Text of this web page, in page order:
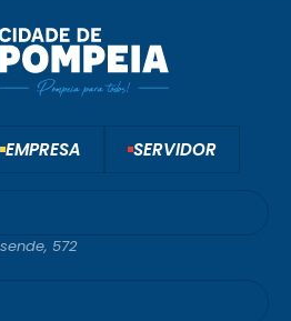
EMPRESA SERVIDOR
572